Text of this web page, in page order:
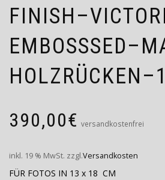
390,00€ versandkostenfrei
inkl. 19 % MwSt. zzgl.Versandkosten
FÜR FOTOS IN 13 x 18 CM